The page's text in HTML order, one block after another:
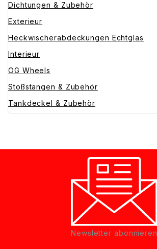
Dichtungen & Zubehör
Exterieur
Heckwischerabdeckungen Echtglas
Interieur
OG Wheels
Stoßstangen & Zubehör
Tankdeckel & Zubehör
Newsletter abonnieren